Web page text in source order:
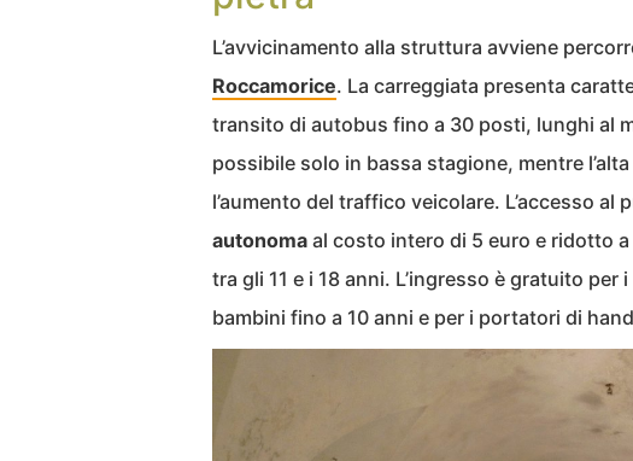
L’avvicinamento alla struttura avviene
Roccamorice. La carreggiata presenta
transito di autobus fino a 30 posti, lunghi al
possibile solo in bassa stagione, mentre
l’aumento del traffico veicolare. L’accesso al
autonoma al costo intero di 5 euro e ridotto
tra gli 11 e i 18 anni. L’ingresso è gratuito
bambini fino a 10 anni e per i portatori di